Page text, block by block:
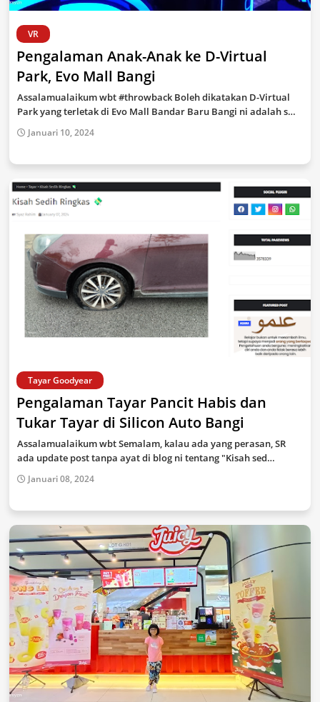
VR
Pengalaman Anak-Anak ke D-Virtual
Park, Evo Mall Bangi
Assalamualaikum wbt #throwback Boleh dikatakan D-Virtual
Park yang terletak di Evo Mall Bandar Baru Bangi ni adalah s…
Januari 10, 2024
Tayar Goodyear
Pengalaman Tayar Pancit Habis dan
Tukar Tayar di Silicon Auto Bangi
Assalamualaikum wbt Semalam, kalau ada yang perasan, SR
ada update post tanpa ayat di blog ni tentang "Kisah sed…
Januari 08, 2024